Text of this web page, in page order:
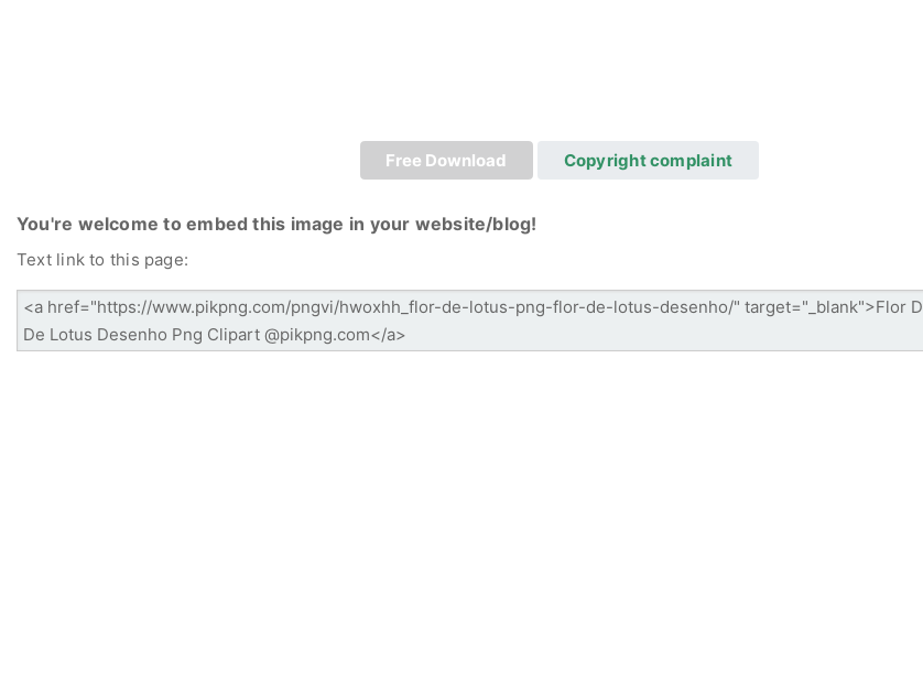
Free Download Copyright complaint
You're welcome to embed this image in your website/blog!
Text link to this page: